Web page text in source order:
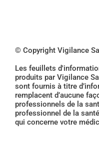
© Copyright Vigilance
Les feuillets
produits par Vigilance
sont fournis à titre
remplacent d’aucune
professionnels de la
professionnel de la
qui concerne votre